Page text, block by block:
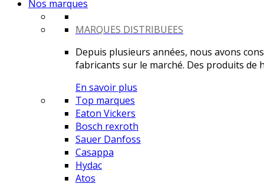
Nos marques
MARQUES DISTRIBUEES
Depuis plusieurs années, nous avons
fabricants sur le marché. Des produits de
En savoir plus
Top marques
Eaton Vickers
Bosch rexroth
Sauer Danfoss
Casappa
Hydac
Atos